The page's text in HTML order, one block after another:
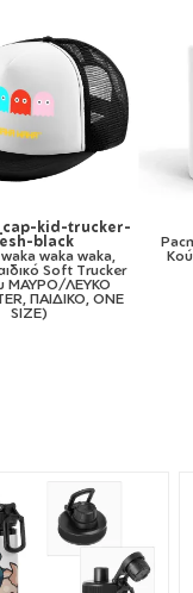
mirror-
gold
waka waka waka,
κεραμική, χρυσή
καθρέπτης, 330ml